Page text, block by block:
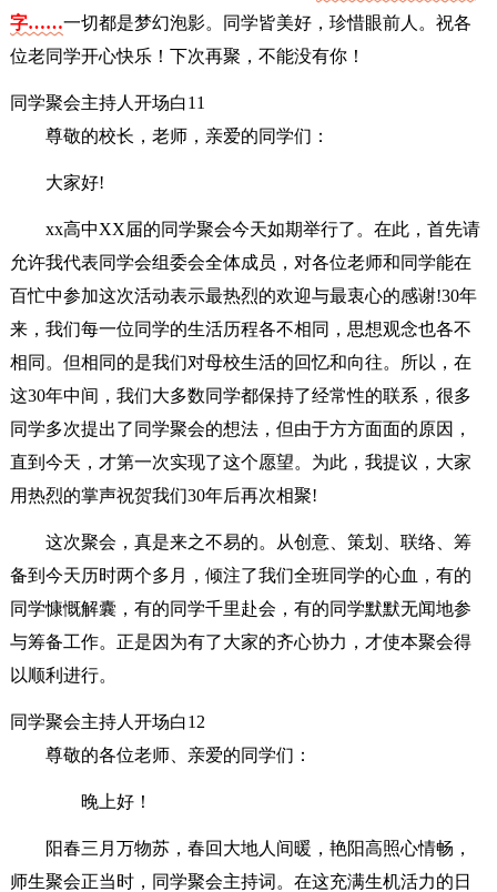
字……一切都是梦幻泡影。同学皆美好，珍惜眼前人。祝各
位老同学开心快乐！下次再聚，不能没有你！
同学聚会主持人开场白11
尊敬的校长，老师，亲爱的同学们：
大家好!
xx高中XX届的同学聚会今天如期举行了。在此，首先请
允许我代表同学会组委会全体成员，对各位老师和同学能在
百忙中参加这次活动表示最热烈的欢迎与最衷心的感谢!30年
来，我们每一位同学的生活历程各不相同，思想观念也各不
相同。但相同的是我们对母校生活的回忆和向往。所以，在
这30年中间，我们大多数同学都保持了经常性的联系，很多
同学多次提出了同学聚会的想法，但由于方方面面的原因，
直到今天，才第一次实现了这个愿望。为此，我提议，大家
用热烈的掌声祝贺我们30年后再次相聚!
这次聚会，真是来之不易的。从创意、策划、联络、筹
备到今天历时两个多月，倾注了我们全班同学的心血，有的
同学慷慨解囊，有的同学千里赴会，有的同学默默无闻地参
与筹备工作。正是因为有了大家的齐心协力，才使本聚会得
以顺利进行。
同学聚会主持人开场白12
尊敬的各位老师、亲爱的同学们：
晚上好！
阳春三月万物苏，春回大地人间暖，艳阳高照心情畅，
师生聚会正当时，同学聚会主持词。在这充满生机活力的日